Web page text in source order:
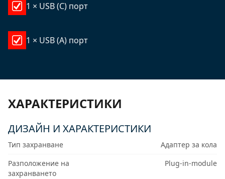
1 × USB (C) порт
1 × USB (A) порт
ХАРАКТЕРИСТИКИ
ДИЗАЙН И ХАРАКТЕРИСТИКИ
Тип захранване
Адаптер за кола
Разположение на
захранването
Plug-in-module